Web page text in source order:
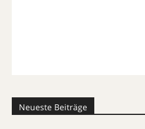
Neueste Beiträge